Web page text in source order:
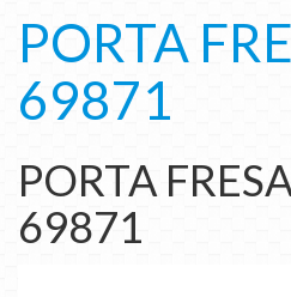
PORTA
69871
PORTA
69871